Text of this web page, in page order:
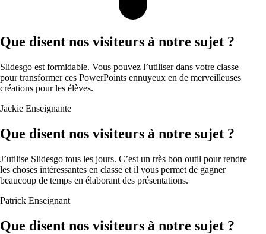
Que disent nos visiteurs à notre sujet ?
Slidesgo est formidable. Vous pouvez l’utiliser dans votre classe
pour transformer ces PowerPoints ennuyeux en de merveilleuses
créations pour les élèves.
Jackie Enseignante
Que disent nos visiteurs à notre sujet ?
J’utilise Slidesgo tous les jours. C’est un très bon outil pour rendre
les choses intéressantes en classe et il vous permet de gagner
beaucoup de temps en élaborant des présentations.
Patrick Enseignant
Que disent nos visiteurs à notre sujet ?